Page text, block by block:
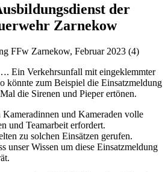
der
Zarnekow
Ein Verkehrsunfall mit eingeklemmter
könnte zum Beispiel die Einsatzmeldung
die Sirenen und Pieper ertönen.
und Kameraden volle
und Teamarbeit erfordert.
zu solchen Einsätzen gerufen.
unser Wissen um diese Einsatzmeldung